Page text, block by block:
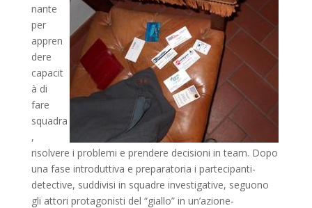
nante
per
appren
dere
capacit
à di
fare
squadra
,
risolvere i problemi e prendere decisioni in team. Dopo
una fase introduttiva e preparatoria i partecipanti-
detective, suddivisi in squadre investigative, seguono
gli attori protagonisti del “giallo” in un’azione-